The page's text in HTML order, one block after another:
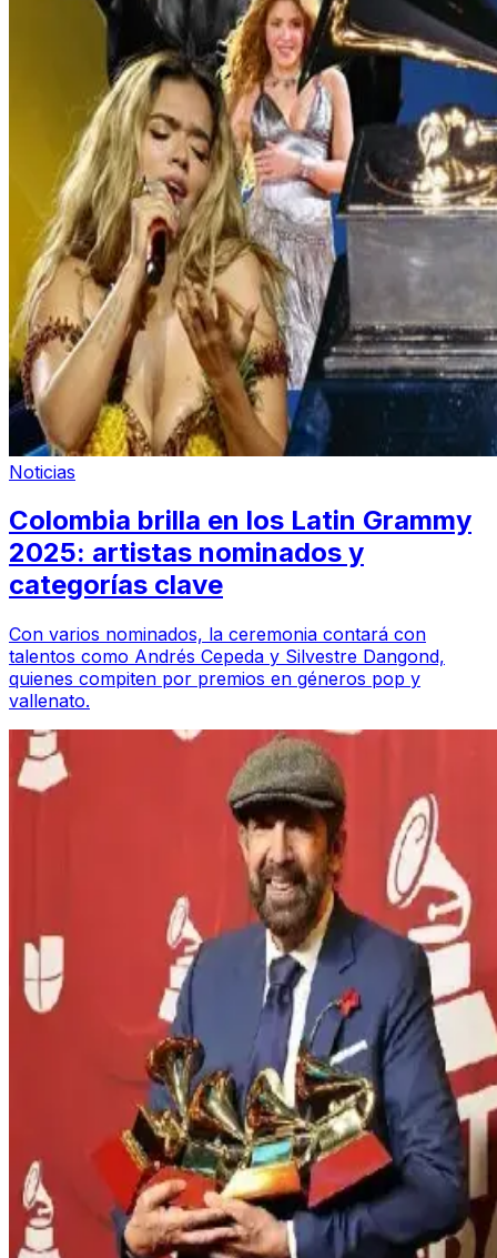
Noticias
Colombia brilla en los Latin Grammy
2025: artistas nominados y
categorías clave
Con varios nominados, la ceremonia contará con
talentos como Andrés Cepeda y Silvestre Dangond,
quienes compiten por premios en géneros pop y
vallenato.